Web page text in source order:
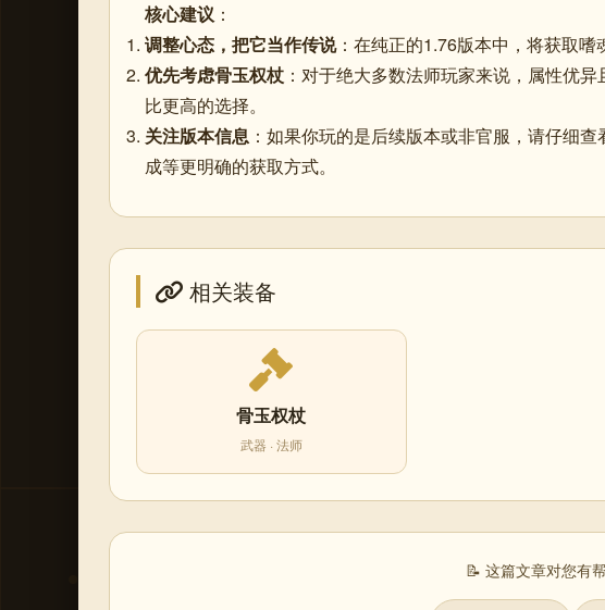
核心建议 ：
调整心态，把它当作传说：在纯正的1.76版本中，将获取嗜
优先考虑骨玉权杖 ：对于绝大多数法师玩家来说，属性优
比更高的选择。
关注版本信息 ：如果你玩的是后续版本或非官服，请仔细
成等更明确的获取方式。
相关装备
骨玉权杖
武器 · 法师
📝 这篇文章对您有